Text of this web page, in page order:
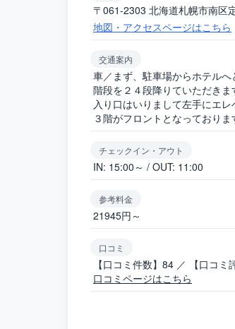
〒061-2303 北海道札幌市南区
地図・アクセスページはこちら
交通案内
車／まず、駐車場からホテルへ
階段を２４段降りていただきま
入り口はいりまして左手にエレ
３階がフロントとなっておりま
チェックイン・アウト
IN: 15:00～ / OUT: 11:00
参考料金
21945円～
口コミ
【口コミ件数】84 ／ 【口コミ
口コミページはこちら